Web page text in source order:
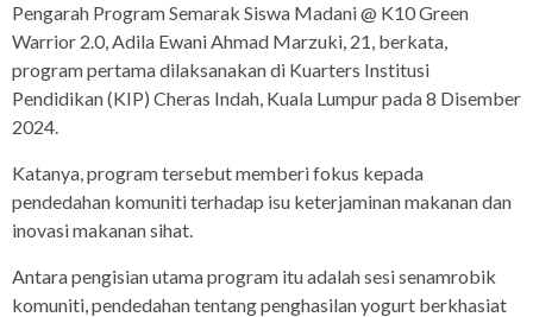
Pengarah Program Semarak Siswa Madani @ K10 Green
Warrior 2.0, Adila Ewani Ahmad Marzuki, 21, berkata,
program pertama dilaksanakan di Kuarters Institusi
Pendidikan (KIP) Cheras Indah, Kuala Lumpur pada 8 Disember
2024.
Katanya, program tersebut memberi fokus kepada
pendedahan komuniti terhadap isu keterjaminan makanan dan
inovasi makanan sihat.
Antara pengisian utama program itu adalah sesi senamrobik
komuniti, pendedahan tentang penghasilan yogurt berkhasiat